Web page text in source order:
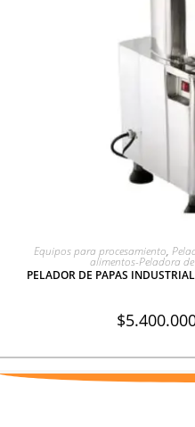
AGREGAR
Equipos para procesamiento,
alimentos-Peladora
PELADOR DE PAPAS
$